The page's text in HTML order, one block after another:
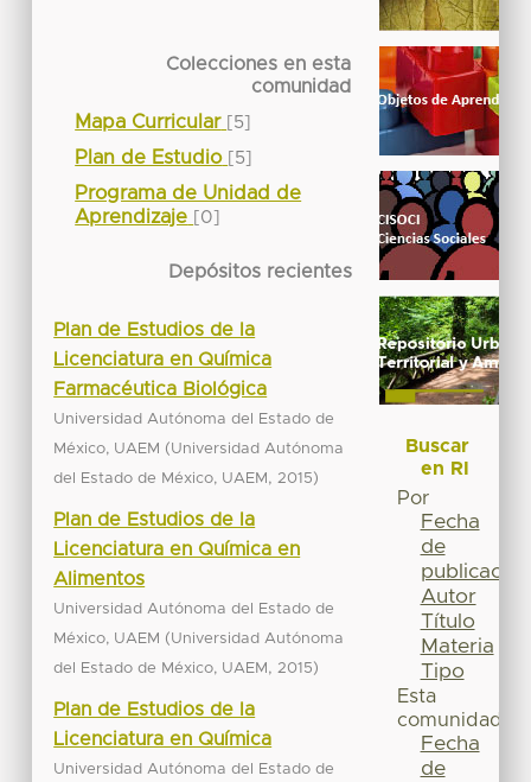
Colecciones en esta
comunidad
Mapa Curricular
[5]
Plan de Estudio [5]
Programa de Unidad de
Aprendizaje
[0]
Depósitos recientes
Plan de Estudios de la
Licenciatura en Química
Farmacéutica Biológica
Universidad Autónoma del Estado de
México, UAEM (Universidad Autónoma
del Estado de México, UAEM , 2015)
Plan de Estudios de la
Licenciatura en Química en
Alimentos
Universidad Autónoma del Estado de
México, UAEM (Universidad Autónoma
del Estado de México, UAEM , 2015)
Plan de Estudios de la
Licenciatura en Química
Universidad Autónoma del Estado de
Buscar
en RI
Por
Fecha
de
publicación
Autor
Título
Materia
Tipo
Esta
comunidad
Fecha
de